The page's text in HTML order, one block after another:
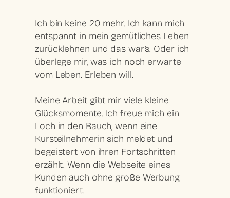
Ich bin keine 20 mehr. Ich kann mich
entspannt in mein gemütliches Leben
zurücklehnen und das war’s. Oder ich
überlege mir, was ich noch erwarte
vom Leben. Erleben will.
Meine Arbeit gibt mir viele kleine
Glücksmomente. Ich freue mich ein
Loch in den Bauch, wenn eine
Kursteilnehmerin sich meldet und
begeistert von ihren Fortschritten
erzählt. Wenn die Webseite eines
Kunden auch ohne große Werbung
funktioniert.